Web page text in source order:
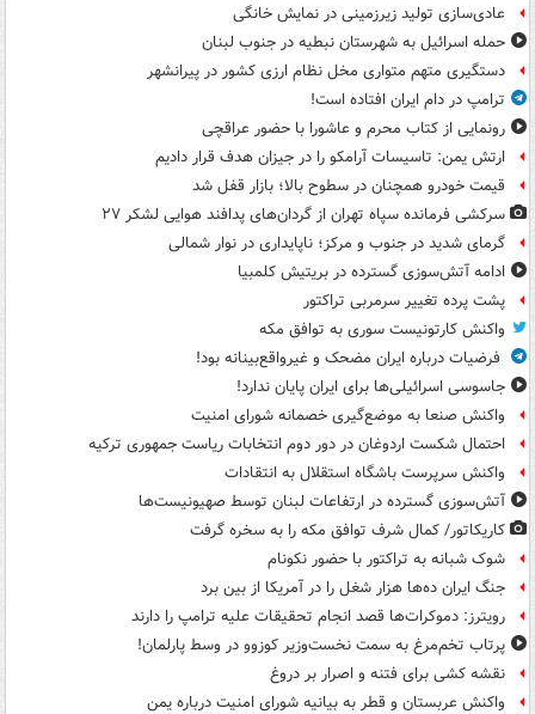
عادی‌سازی تولید زیرزمینی در نمایش خانگی
حمله اسرائیل به شهرستان نبطیه در جنوب لبنان
دستگیری متهم متواری مخل نظام ارزی کشور در پیرانشهر
ترامپ در دام ایران افتاده است!
رونمایی از کتاب محرم و عاشورا با حضور عراقچی
ارتش یمن: تاسیسات آرامکو را در جیزان هدف قرار دادیم
قیمت خودرو همچنان در سطوح بالا؛ بازار قفل شد
سرکشی فرمانده سپاه تهران از گردان‌های پدافند هوایی لشکر ۲۷
گرمای شدید در جنوب و مرکز؛ ناپایداری در نوار شمالی
ادامه آتش‌سوزی گسترده در بریتیش کلمبیا
پشت پرده تغییر سرمربی تراکتور
واکنش کارتونیست سوری به توافق مکه
فرضیات درباره ایران مضحک و غیرواقع‌بینانه بود!
جاسوسی اسرائیلی‌ها برای ایران پایان ندارد!
واکنش صنعا به موضع‌گیری خصمانه شورای امنیت
احتمال شکست اردوغان در دور دوم انتخابات ریاست جمهوری ترکیه
واکنش سرپرست باشگاه استقلال به انتقادات
آتش‌سوزی گسترده در ارتفاعات لبنان توسط صهیونیست‌ها
کاریکاتور/ کمال شرف توافق مکه را به سخره گرفت
شوک شبانه به تراکتور با حضور نکونام
جنگ ایران ده‌ها هزار شغل را در آمریکا از بین برد
رویترز: دموکرات‌ها قصد انجام تحقیقات علیه ترامپ را دارند
پرتاب تخم‌مرغ به سمت نخست‌وزیر کوزوو در وسط پارلمان!
نقشه کشی برای فتنه و اصرار بر دروغ
واکنش عربستان و قطر به بیانیه شورای امنیت درباره یمن